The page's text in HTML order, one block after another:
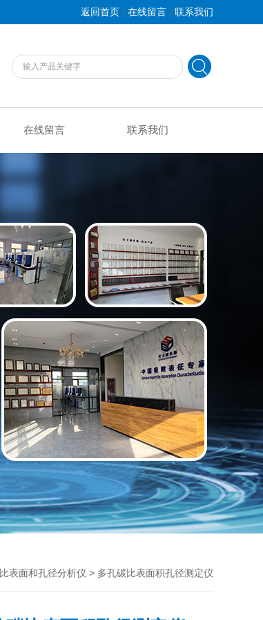
返回首页 | 在线留言 | 联系我们
在线留言 联系我们
比表面和孔径分析仪 > 多孔碳比表面积孔径测定仪